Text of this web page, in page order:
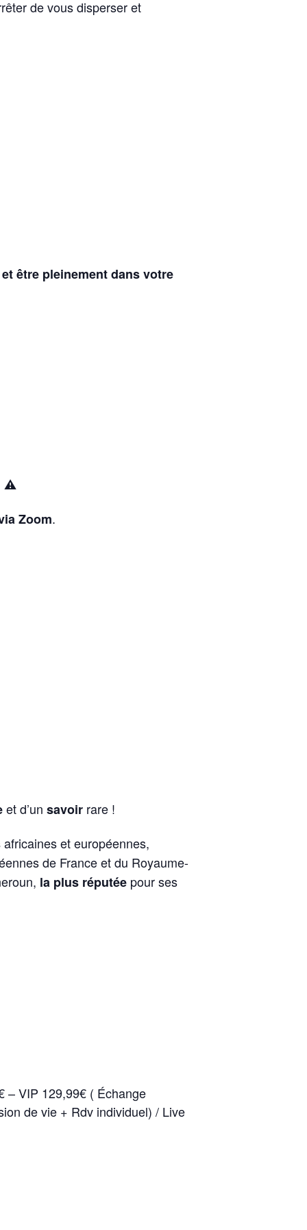
de vous disperser et
être pleinement dans votre
⚠️
Zoom.
et d’un savoir rare !
et européennes,
de France et du Royaume-
la plus réputée pour ses
– VIP 129,99€ ( Échange
de vie + Rdv individuel) / Live